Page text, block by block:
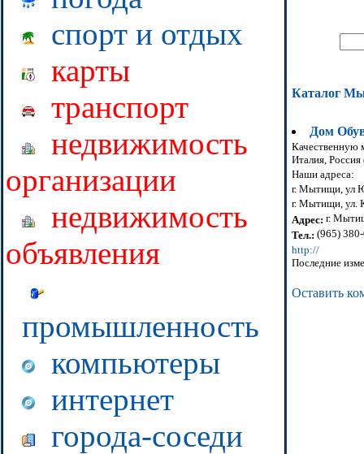
спорт и отдых
карты
транспорт
недвижимость
организации
недвижимость
объявления
промышленность
компьютеры
интернет
города-соседи
Каталог
Дом
Качественную
Италия,
Наши адреса:
г. Мытищи, ул
г. Мытищи, ул.
Адрес: г.
Тел.: (965)
http://
Последние
Оставить